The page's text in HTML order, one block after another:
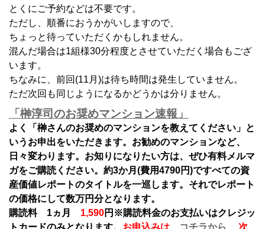
とくにご予約などは不要です。
ただし、順番におうかがいしますので、
ちょっと待っていただくかもしれません。
混んだ場合は1組様30分程度とさせていただく場合もござ
います。
ちなみに、前回(11月)は待ち時間は発生していません。
ただ次回も同じようになるかどうかは分りません。
「榊淳司のお奨めマンション速報」
よく「榊さんのお奨めのマンションを教えてください」と
いうお申出をいただきます。お勧めのマンションなど、
日々変わります。お知りになりたい方は、ぜひ有料メルマ
ガをご購読ください。約3か月(費用4790円)ですべての資
産価値レポートのタイトルを一巡します。それでレポート
の価格にして数万円分となります。
購読料 1ヵ月 1,590円 ※購読料金のお支払いはクレジッ
トカードのみとなります。 お申込みは コチラから
次